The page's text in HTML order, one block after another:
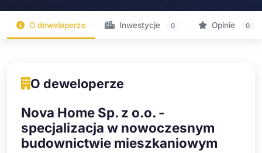
O deweloperze Inwestycje 0 Opinie 0
O deweloperze
Nova Home Sp. z o.o. -
specjalizacja w nowoczesnym
budownictwie mieszkaniowym